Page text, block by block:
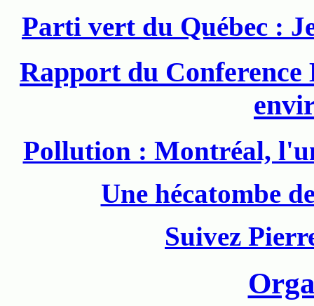
Parti vert du Québec :
Rapport du Conference
Pollution : Montréal,
Une hécatombe
Suivez